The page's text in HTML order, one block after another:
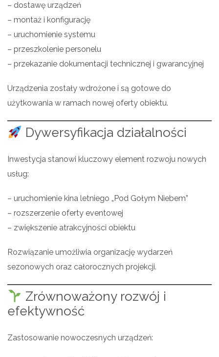
– dostawę urządzeń
– montaż i konfigurację
– uruchomienie systemu
– przeszkolenie personelu
– przekazanie dokumentacji technicznej i gwarancyjnej
Urządzenia zostały wdrożone i są gotowe do
użytkowania w ramach nowej oferty obiektu.
Dywersyfikacja działalności
Inwestycja stanowi kluczowy element rozwoju nowych
usług:
– uruchomienie kina letniego „Pod Gołym Niebem”
– rozszerzenie oferty eventowej
– zwiększenie atrakcyjności obiektu
Rozwiązanie umożliwia organizację wydarzeń
sezonowych oraz całorocznych projekcji.
Zrównoważony rozwój i
efektywność
Zastosowanie nowoczesnych urządzeń: